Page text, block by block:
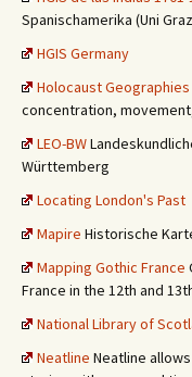
Spanischamerika (Uni
HGIS Germany
Holocaust
concentration,
LEO-BW
Württemberg
Locating London's Past
Mapire Historische
Mapping Gothic France
France in the 12th and
National Library of
Neatline Neatline